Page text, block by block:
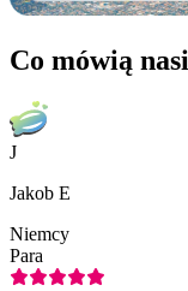
Co mówią
J
Jakob E
Niemcy
Para